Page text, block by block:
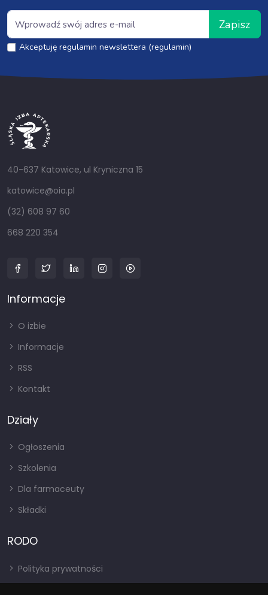
Zapisz
Akceptuję regulamin newslettera (regulamin)
40-637 Katowice, ul Kryniczna 15
katowice@oia.pl
(32) 608 97 60
668 220 354
Informacje
O izbie
Informacje
RSS
Kontakt
Działy
Ogłoszenia
Szkolenia
Dla farmaceuty
Składki
RODO
Polityka prywatności